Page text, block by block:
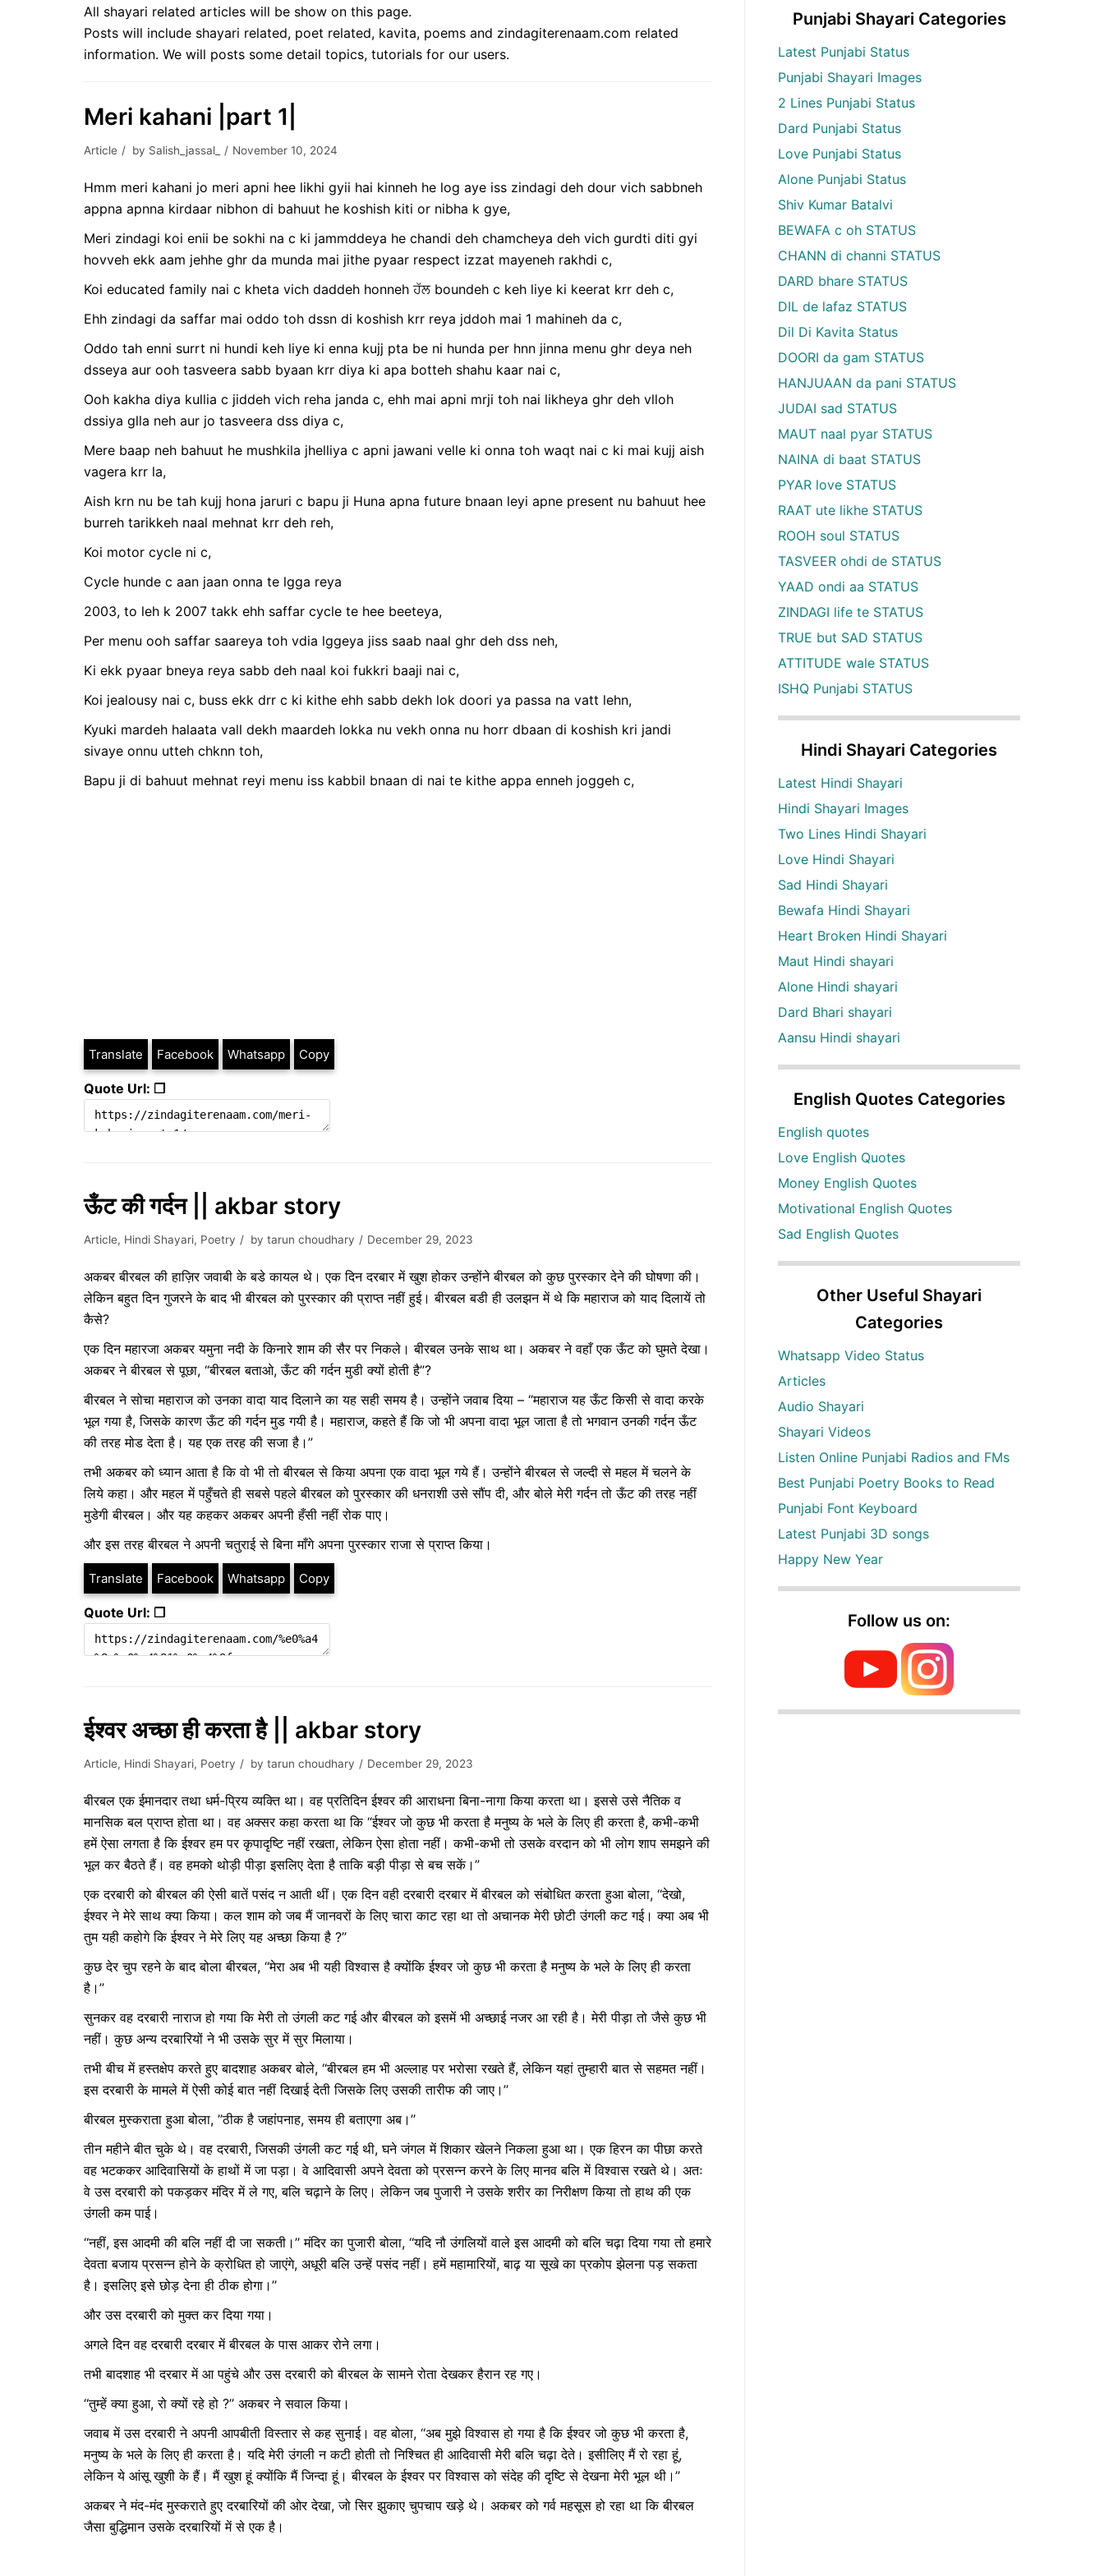
All shayari related articles will be show on this page.
Posts will include shayari related, poet related, kavita, poems and zindagiterenaam.com related
information. We will posts some detail topics, tutorials for our users.
Meri kahani |part 1|
Article by Salish_jassal_ November 10, 2024
Hmm meri kahani jo meri apni hee likhi gyii hai kinneh he log aye iss zindagi deh dour vich sabbneh
appna apnna kirdaar nibhon di bahuut he koshish kiti or nibha k gye,
Meri zindagi koi enii be sokhi na c ki jammddeya he chandi deh chamcheya deh vich gurdti diti gyi
hovveh ekk aam jehhe ghr da munda mai jithe pyaar respect izzat mayeneh rakhdi c,
Koi educated family nai c kheta vich daddeh honneh ਹੱਲ boundeh c keh liye ki keerat krr deh c,
Ehh zindagi da saffar mai oddo toh dssn di koshish krr reya jddoh mai 1 mahineh da c,
Oddo tah enni surrt ni hundi keh liye ki enna kujj pta be ni hunda per hnn jinna menu ghr deya neh
dsseya aur ooh tasveera sabb byaan krr diya ki apa botteh shahu kaar nai c,
Ooh kakha diya kullia c jiddeh vich reha janda c, ehh mai apni mrji toh nai likheya ghr deh vlloh
dssiya glla neh aur jo tasveera dss diya c,
Mere baap neh bahuut he mushkila jhelliya c apni jawani velle ki onna toh waqt nai c ki mai kujj aish
vagera krr la,
Aish krn nu be tah kujj hona jaruri c bapu ji Huna apna future bnaan leyi apne present nu bahuut hee
burreh tarikkeh naal mehnat krr deh reh,
Koi motor cycle ni c,
Cycle hunde c aan jaan onna te lgga reya
2003, to leh k 2007 takk ehh saffar cycle te hee beeteya,
Per menu ooh saffar saareya toh vdia lggeya jiss saab naal ghr deh dss neh,
Ki ekk pyaar bneya reya sabb deh naal koi fukkri baaji nai c,
Koi jealousy nai c, buss ekk drr c ki kithe ehh sabb dekh lok doori ya passa na vatt lehn,
Kyuki mardeh halaata vall dekh maardeh lokka nu vekh onna nu horr dbaan di koshish kri jandi
sivaye onnu utteh chknn toh,
Bapu ji di bahuut mehnat reyi menu iss kabbil bnaan di nai te kithe appa enneh joggeh c,
Translate Facebook Whatsapp Copy
Quote Url: ❐
ऊँट की गर्दन || akbar story
Article, Hindi Shayari, Poetry by tarun choudhary December 29, 2023
अकबर बीरबल की हाज़िर जवाबी के बडे कायल थे। एक दिन दरबार में खुश होकर उन्होंने बीरबल को कुछ पुरस्कार देने की घोषणा की।
लेकिन बहुत दिन गुजरने के बाद भी बीरबल को पुरस्कार की प्राप्त नहीं हुई। बीरबल बडी ही उलझन में थे कि महाराज को याद दिलायें तो
कैसे?
एक दिन महारजा अकबर यमुना नदी के किनारे शाम की सैर पर निकले। बीरबल उनके साथ था। अकबर ने वहाँ एक ऊँट को घुमते देखा।
अकबर ने बीरबल से पूछा, “बीरबल बताओ, ऊँट की गर्दन मुडी क्यों होती है”?
बीरबल ने सोचा महाराज को उनका वादा याद दिलाने का यह सही समय है। उन्होंने जवाब दिया – “महाराज यह ऊँट किसी से वादा करके
भूल गया है, जिसके कारण ऊँट की गर्दन मुड गयी है। महाराज, कहते हैं कि जो भी अपना वादा भूल जाता है तो भगवान उनकी गर्दन ऊँट
की तरह मोड देता है। यह एक तरह की सजा है।”
तभी अकबर को ध्यान आता है कि वो भी तो बीरबल से किया अपना एक वादा भूल गये हैं। उन्होंने बीरबल से जल्दी से महल में चलने के
लिये कहा। और महल में पहुँचते ही सबसे पहले बीरबल को पुरस्कार की धनराशी उसे सौंप दी, और बोले मेरी गर्दन तो ऊँट की तरह नहीं
मुडेगी बीरबल। और यह कहकर अकबर अपनी हँसी नहीं रोक पाए।
और इस तरह बीरबल ने अपनी चतुराई से बिना माँगे अपना पुरस्कार राजा से प्राप्त किया।
Translate Facebook Whatsapp Copy
Quote Url: ❐
ईश्वर अच्छा ही करता है || akbar story
Article, Hindi Shayari, Poetry by tarun choudhary December 29, 2023
बीरबल एक ईमानदार तथा धर्म-प्रिय व्यक्ति था। वह प्रतिदिन ईश्वर की आराधना बिना-नागा किया करता था। इससे उसे नैतिक व
मानसिक बल प्राप्त होता था। वह अक्सर कहा करता था कि “ईश्वर जो कुछ भी करता है मनुष्य के भले के लिए ही करता है, कभी-कभी
हमें ऐसा लगता है कि ईश्वर हम पर कृपादृष्टि नहीं रखता, लेकिन ऐसा होता नहीं। कभी-कभी तो उसके वरदान को भी लोग शाप समझने की
भूल कर बैठते हैं। वह हमको थोड़ी पीड़ा इसलिए देता है ताकि बड़ी पीड़ा से बच सकें।”
एक दरबारी को बीरबल की ऐसी बातें पसंद न आती थीं। एक दिन वही दरबारी दरबार में बीरबल को संबोधित करता हुआ बोला, ‘‘देखो,
ईश्वर ने मेरे साथ क्या किया। कल शाम को जब मैं जानवरों के लिए चारा काट रहा था तो अचानक मेरी छोटी उंगली कट गई। क्या अब भी
तुम यही कहोगे कि ईश्वर ने मेरे लिए यह अच्छा किया है ?’’
कुछ देर चुप रहने के बाद बोला बीरबल, ‘‘मेरा अब भी यही विश्वास है क्योंकि ईश्वर जो कुछ भी करता है मनुष्य के भले के लिए ही करता
है।’’
सुनकर वह दरबारी नाराज हो गया कि मेरी तो उंगली कट गई और बीरबल को इसमें भी अच्छाई नजर आ रही है। मेरी पीड़ा तो जैसे कुछ भी
नहीं। कुछ अन्य दरबारियों ने भी उसके सुर में सुर मिलाया।
तभी बीच में हस्तक्षेप करते हुए बादशाह अकबर बोले, ‘‘बीरबल हम भी अल्लाह पर भरोसा रखते हैं, लेकिन यहां तुम्हारी बात से सहमत नहीं।
इस दरबारी के मामले में ऐसी कोई बात नहीं दिखाई देती जिसके लिए उसकी तारीफ की जाए।’’
बीरबल मुस्कराता हुआ बोला, ’’ठीक है जहांपनाह, समय ही बताएगा अब।’’
तीन महीने बीत चुके थे। वह दरबारी, जिसकी उंगली कट गई थी, घने जंगल में शिकार खेलने निकला हुआ था। एक हिरन का पीछा करते
वह भटककर आदिवासियों के हाथों में जा पड़ा। वे आदिवासी अपने देवता को प्रसन्न करने के लिए मानव बलि में विश्वास रखते थे। अतः
वे उस दरबारी को पकड़कर मंदिर में ले गए, बलि चढ़ाने के लिए। लेकिन जब पुजारी ने उसके शरीर का निरीक्षण किया तो हाथ की एक
उंगली कम पाई।
‘‘नहीं, इस आदमी की बलि नहीं दी जा सकती।’’ मंदिर का पुजारी बोला, ‘‘यदि नौ उंगलियों वाले इस आदमी को बलि चढ़ा दिया गया तो हमारे
देवता बजाय प्रसन्न होने के क्रोधित हो जाएंगे, अधूरी बलि उन्हें पसंद नहीं। हमें महामारियों, बाढ़ या सूखे का प्रकोप झेलना पड़ सकता
है। इसलिए इसे छोड़ देना ही ठीक होगा।’’
और उस दरबारी को मुक्त कर दिया गया।
अगले दिन वह दरबारी दरबार में बीरबल के पास आकर रोने लगा।
तभी बादशाह भी दरबार में आ पहुंचे और उस दरबारी को बीरबल के सामने रोता देखकर हैरान रह गए।
‘‘तुम्हें क्या हुआ, रो क्यों रहे हो ?’’ अकबर ने सवाल किया।
जवाब में उस दरबारी ने अपनी आपबीती विस्तार से कह सुनाई। वह बोला, ‘‘अब मुझे विश्वास हो गया है कि ईश्वर जो कुछ भी करता है,
मनुष्य के भले के लिए ही करता है। यदि मेरी उंगली न कटी होती तो निश्चित ही आदिवासी मेरी बलि चढ़ा देते। इसीलिए मैं रो रहा हूं,
लेकिन ये आंसू खुशी के हैं। मैं खुश हूं क्योंकि मैं जिन्दा हूं। बीरबल के ईश्वर पर विश्वास को संदेह की दृष्टि से देखना मेरी भूल थी।’’
अकबर ने मंद-मंद मुस्कराते हुए दरबारियों की ओर देखा, जो सिर झुकाए चुपचाप खड़े थे। अकबर को गर्व महसूस हो रहा था कि बीरबल
जैसा बुद्धिमान उसके दरबारियों में से एक है।
Punjabi Shayari Categories
Latest Punjabi Status
Punjabi Shayari Images
2 Lines Punjabi Status
Dard Punjabi Status
Love Punjabi Status
Alone Punjabi Status
Shiv Kumar Batalvi
BEWAFA c oh STATUS
CHANN di channi STATUS
DARD bhare STATUS
DIL de lafaz STATUS
Dil Di Kavita Status
DOORI da gam STATUS
HANJUAAN da pani STATUS
JUDAI sad STATUS
MAUT naal pyar STATUS
NAINA di baat STATUS
PYAR love STATUS
RAAT ute likhe STATUS
ROOH soul STATUS
TASVEER ohdi de STATUS
YAAD ondi aa STATUS
ZINDAGI life te STATUS
TRUE but SAD STATUS
ATTITUDE wale STATUS
ISHQ Punjabi STATUS
Hindi Shayari Categories
Latest Hindi Shayari
Hindi Shayari Images
Two Lines Hindi Shayari
Love Hindi Shayari
Sad Hindi Shayari
Bewafa Hindi Shayari
Heart Broken Hindi Shayari
Maut Hindi shayari
Alone Hindi shayari
Dard Bhari shayari
Aansu Hindi shayari
English Quotes Categories
English quotes
Love English Quotes
Money English Quotes
Motivational English Quotes
Sad English Quotes
Other Useful Shayari
Categories
Whatsapp Video Status
Articles
Audio Shayari
Shayari Videos
Listen Online Punjabi Radios and FMs
Best Punjabi Poetry Books to Read
Punjabi Font Keyboard
Latest Punjabi 3D songs
Happy New Year
Follow us on: